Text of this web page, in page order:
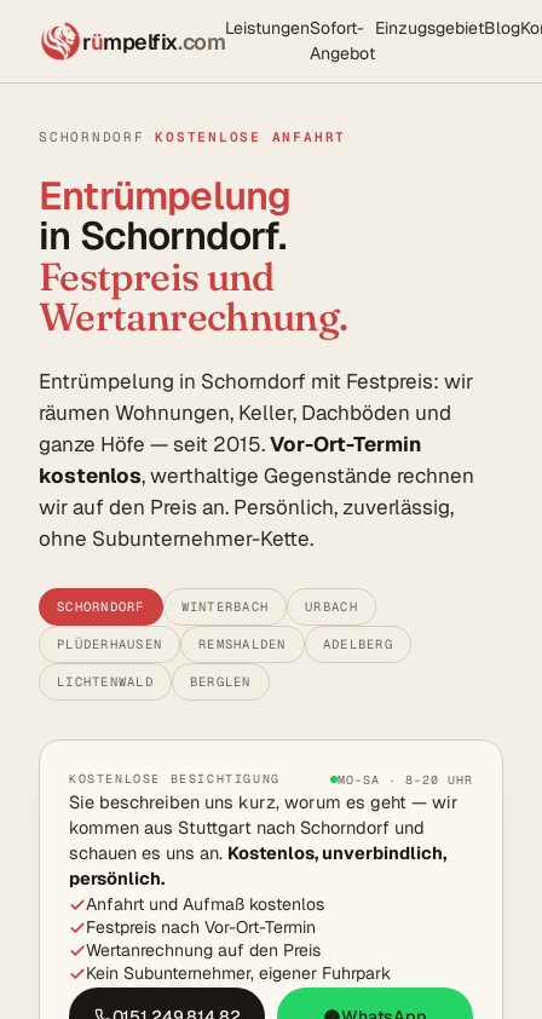
rümpelfix.comLeistungenSofort-
Angebot
EinzugsgebietBlog
SCHORNDORF ·KOSTENLOSE ANFAHRT
Entrümpelung
in Schorndorf.
Festpreis und
Wertanrechnung.
Entrümpelung in Schorndorf mit Festpreis: wir
räumen Wohnungen, Keller, Dachböden und
ganze Höfe — seit 2015.Vor-Ort-Termin
kostenlos, werthaltige Gegenstände rechnen
wir auf den Preis an. Persönlich, zuverlässig,
ohne Subunternehmer-Kette.
SCHORNDORF WINTERBACH URBACH
PLÜDERHAUSEN REMSHALDEN ADELBERG
LICHTENWALD BERGLEN
KOSTENLOSE BESICHTIGUNG MO–SA · 8–20 UHR
Sie beschreiben uns kurz, worum es geht — wir
kommen aus Stuttgart nach Schorndorf und
schauen es uns an. Kostenlos, unverbindlich,
persönlich.
Anfahrt und Aufmaß kostenlos
Festpreis nach Vor-Ort-Termin
Wertanrechnung auf den Preis
Kein Subunternehmer, eigener Fuhrpark